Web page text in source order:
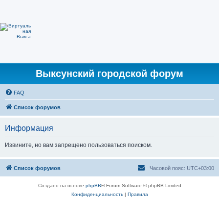
Выксунский городской форум
FAQ
Список форумов
Информация
Извините, но вам запрещено пользоваться поиском.
Список форумов Часовой пояс: UTC+03:00
Создано на основе phpBB® Forum Software © phpBB Limited
Конфиденциальность| Правила